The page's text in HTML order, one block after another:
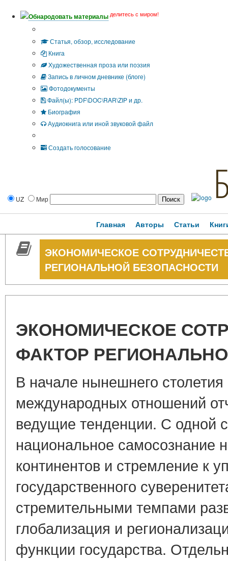
Обнародовать материалы делитесь с миром!
Статья, обзор, исследование
Книга
Художественная проза или поэзия
Запись в личном дневнике (блоге)
Фотодокументы
Файл(ы): PDF\DOC\RAR\ZIP и др.
Биография
Аудиокнига или иной звуковой файл
Создать голосование
UZ Мир
Главная Авторы Статьи
ЭКОНОМИЧЕСКОЕ
РЕГИОНАЛЬНОЙ БЕЗОПАСНОСТИ
ЭКОНОМИЧЕСКОЕ
ФАКТОР
В начале нынешнего столетия
международных отношений
ведущие тенденции. С одной
национальное самосознание
континентов и стремление к
государственного
стремительными темпами
глобализация и
функции государства.